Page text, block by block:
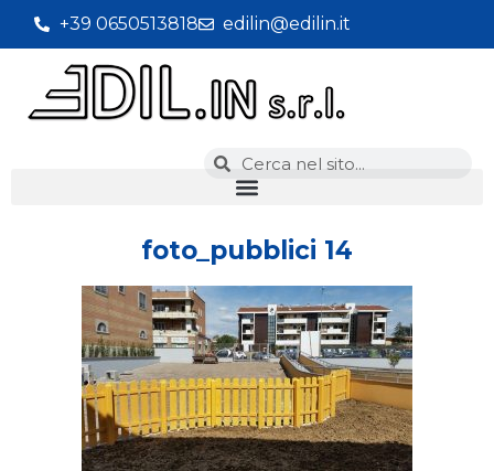
+39 0650513818 edilin@edilin.it
foto_pubblici 14